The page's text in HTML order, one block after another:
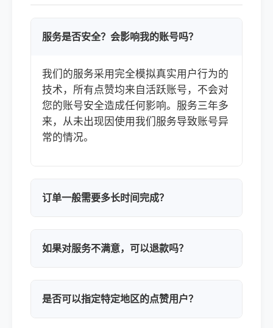
服务是否安全？会影响我的账号吗？
我们的服务采用完全模拟真实用户行为的
技术，所有点赞均来自活跃账号，不会对
您的账号安全造成任何影响。服务三年多
来，从未出现因使用我们服务导致账号异
常的情况。
订单一般需要多长时间完成？
如果对服务不满意，可以退款吗？
是否可以指定特定地区的点赞用户？